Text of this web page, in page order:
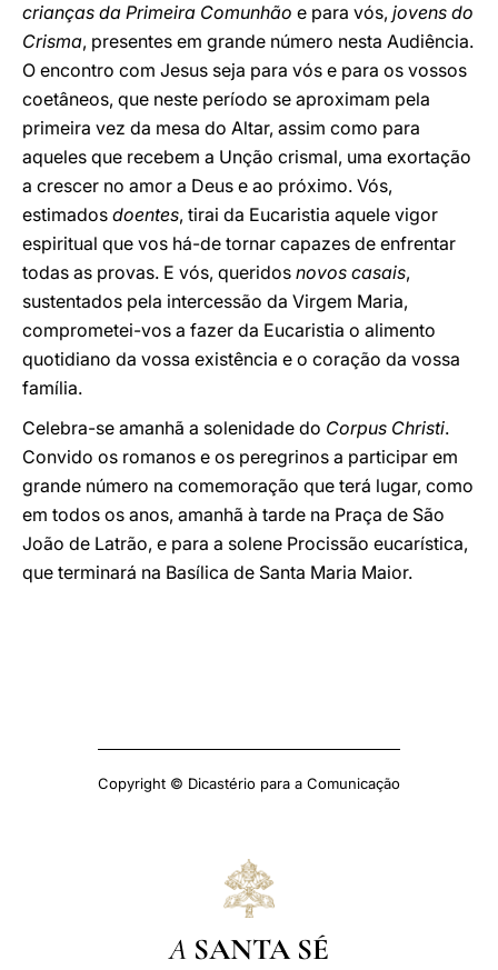
crianças da Primeira Comunhão e para vós, jovens do
Crisma, presentes em grande número nesta Audiência.
O encontro com Jesus seja para vós e para os vossos
coetâneos, que neste período se aproximam pela
primeira vez da mesa do Altar, assim como para
aqueles que recebem a Unção crismal, uma exortação
a crescer no amor a Deus e ao próximo. Vós,
estimados doentes, tirai da Eucaristia aquele vigor
espiritual que vos há-de tornar capazes de enfrentar
todas as provas. E vós, queridos novos casais,
sustentados pela intercessão da Virgem Maria,
comprometei-vos a fazer da Eucaristia o alimento
quotidiano da vossa existência e o coração da vossa
família.
Celebra-se amanhã a solenidade do Corpus Christi.
Convido os romanos e os peregrinos a participar em
grande número na comemoração que terá lugar, como
em todos os anos, amanhã à tarde na Praça de São
João de Latrão, e para a solene Procissão eucarística,
que terminará na Basílica de Santa Maria Maior.
Copyright © Dicastério para a Comunicação
A SANTA SÉ